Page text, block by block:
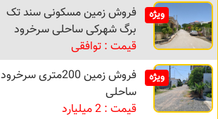
ویژه
فروش زمین مسکونی سند تک
برگ شهرکی ساحلی سرخرود
قیمت : توافقی
ویژه
فروش زمین 200متری سرخرود
ساحلی
قیمت : 2 میلیارد